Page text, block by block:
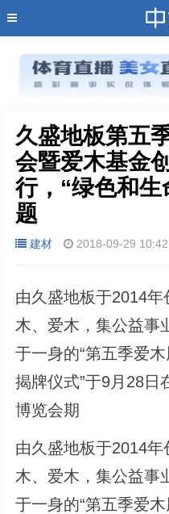
久盛地板第五
会暨爱木基金
行，“绿色和
题
建材 2018-09-29
由久盛地板于2014
木、爱木，集公益事
于一身的“第五季爱
揭牌仪式”于9月28日
博览会期
由久盛地板于2014
木、爱木，集公益事
于一身的“第五季爱